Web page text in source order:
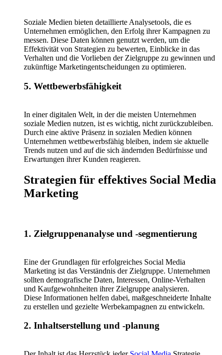
Soziale Medien bieten detaillierte Analysetools, die es
Unternehmen ermöglichen, den Erfolg ihrer Kampagnen zu
messen. Diese Daten können genutzt werden, um die
Effektivität von Strategien zu bewerten, Einblicke in das
Verhalten und die Vorlieben der Zielgruppe zu gewinnen und
zukünftige Marketingentscheidungen zu optimieren.
5. Wettbewerbsfähigkeit
In einer digitalen Welt, in der die meisten Unternehmen
soziale Medien nutzen, ist es wichtig, nicht zurückzubleiben.
Durch eine aktive Präsenz in sozialen Medien können
Unternehmen wettbewerbsfähig bleiben, indem sie aktuelle
Trends nutzen und auf die sich ändernden Bedürfnisse und
Erwartungen ihrer Kunden reagieren.
Strategien für effektives Social Media
Marketing
1. Zielgruppenanalyse und -segmentierung
Eine der Grundlagen für erfolgreiches Social Media
Marketing ist das Verständnis der Zielgruppe. Unternehmen
sollten demografische Daten, Interessen, Online-Verhalten
und Kaufgewohnheiten ihrer Zielgruppe analysieren.
Diese Informationen helfen dabei, maßgeschneiderte Inhalte
zu erstellen und gezielte Werbekampagnen zu entwickeln.
2. Inhaltserstellung und -planung